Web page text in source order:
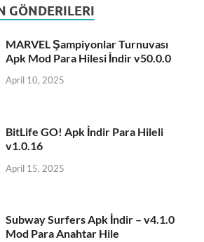
GÖNDERILERI
MARVEL Şampiyonlar Turnuvası
Apk Mod Para Hilesi İndir v50.0.0
April 10, 2025
BitLife GO! Apk İndir Para Hileli
v1.0.16
April 15, 2025
Subway Surfers Apk İndir – v4.1.0
Mod Para Anahtar Hile